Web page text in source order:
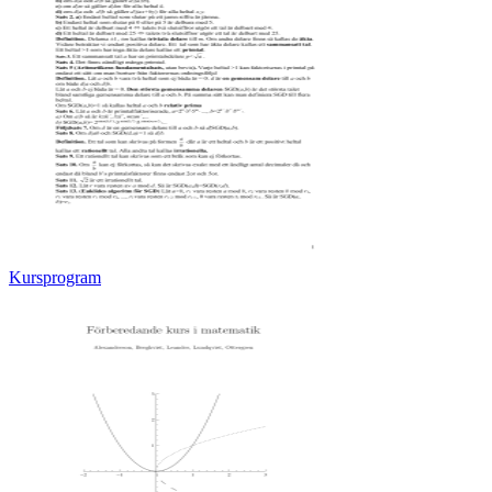
Kursprogram